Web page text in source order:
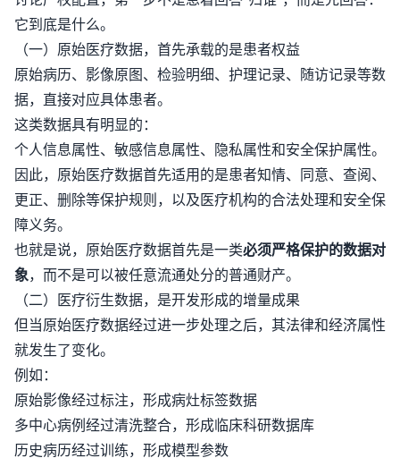
它到底是什么。
（一）原始医疗数据，首先承载的是患者权益
原始病历、影像原图、检验明细、护理记录、随访记录等数
据，直接对应具体患者。
这类数据具有明显的：
个人信息属性、敏感信息属性、隐私属性和安全保护属性。
因此，原始医疗数据首先适用的是患者知情、同意、查阅、
更正、删除等保护规则，以及医疗机构的合法处理和安全保
障义务。
也就是说，原始医疗数据首先是一类必须严格保护的数据对
象，而不是可以被任意流通处分的普通财产。
（二）医疗衍生数据，是开发形成的增量成果
但当原始医疗数据经过进一步处理之后，其法律和经济属性
就发生了变化。
例如：
原始影像经过标注，形成病灶标签数据
多中心病例经过清洗整合，形成临床科研数据库
历史病历经过训练，形成模型参数